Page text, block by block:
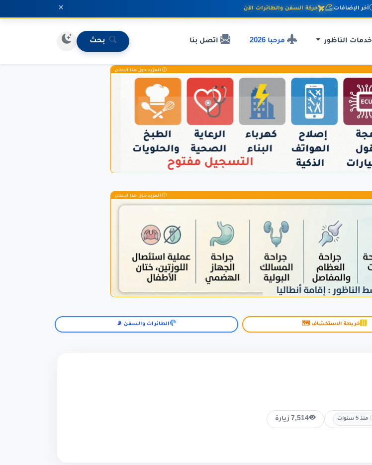
آخر الإضافات | حركة السفن والطائرات الآن ×
خدمات الناظور مرحبا 2026 اتصل بنا بحث
المزيد حول هذا الإعلان
المزيد حول هذا الإعلان
خريطة الاستكشاف 🗺️ الطائرات والسفن 📡
منذ 5 سنوات 7,514 زيارة